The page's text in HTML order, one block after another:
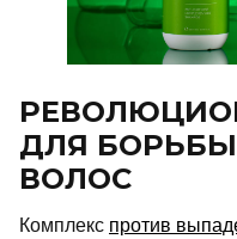
ДЛЯ
ВОЛОС
Комплекс против